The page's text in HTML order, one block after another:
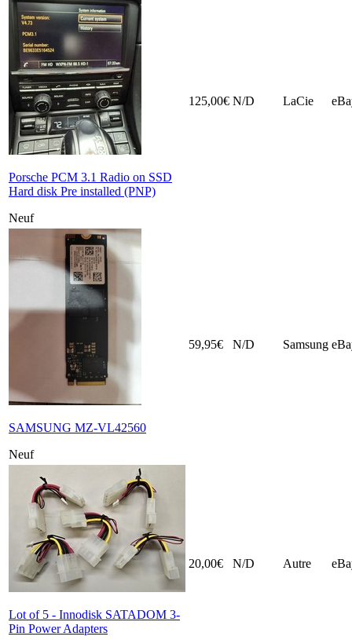
Porsche PCM 3.1 Radio on SSD
Hard disk Pre installed (PNP)
Neuf
125,00€ N/D LaCie
SAMSUNG MZ-VL42560
Neuf
59,95€ N/D Samsung
Lot of 5 - Innodisk SATADOM 3-
Pin Power Adapters
20,00€ N/D Autre